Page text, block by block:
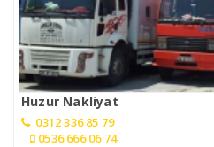
Huzur Nakliyat
0312 336 85 79
0536 666 06 74